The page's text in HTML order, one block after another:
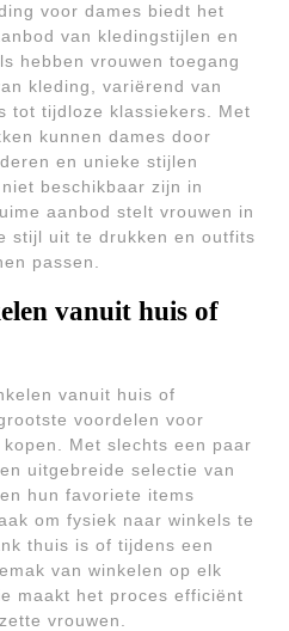
voor dames biedt het
van kledingstijlen en
hebben vrouwen toegang
kleding, variërend van
tot tijdloze klassiekers. Met
kunnen dames door
en unieke stijlen
beschikbaar zijn in
aanbod stelt vrouwen in
stijl uit te drukken en outfits
passen.
vanuit huis of
vanuit huis of
voordelen voor
Met slechts een paar
uitgebreide selectie van
hun favoriete items
om fysiek naar winkels te
thuis is of tijdens een
van winkelen op elk
maakt het proces efficiënt
vrouwen.